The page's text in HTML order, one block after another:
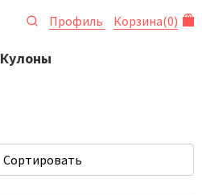
Профиль Корзина(0)
Кулоны